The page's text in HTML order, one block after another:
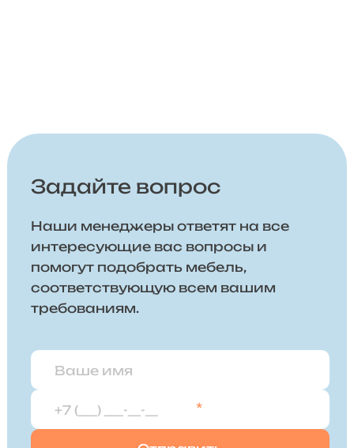
Задайте вопрос
Наши менеджеры ответят на все
интересующие вас вопросы и
помогут подобрать мебель,
соответствующую всем вашим
требованиям.
*